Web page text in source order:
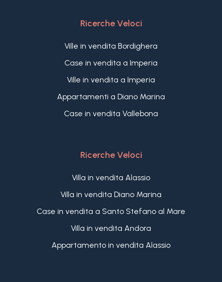
Ricerche Veloci
Ville in vendita Bordighera
Case in vendita a Imperia
Ville in vendita a Imperia
Appartamenti a Diano Marina
Case in vendita Vallebona
Ricerche Veloci
Villa in vendita Alassio
Villa in vendita Diano Marina
Case in vendita a Santo Stefano al Mare
Villa in vendita Andora
Appartamento in vendita Alassio